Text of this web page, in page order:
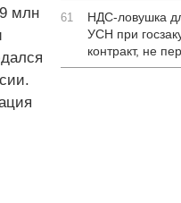
млн
61
НДС-ловушка
УСН при
контракт, не